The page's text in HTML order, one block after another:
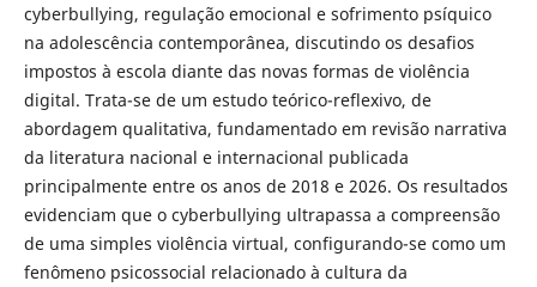
cyberbullying, regulação emocional e sofrimento psíquico
na adolescência contemporânea, discutindo os desafios
impostos à escola diante das novas formas de violência
digital. Trata-se de um estudo teórico-reflexivo, de
abordagem qualitativa, fundamentado em revisão narrativa
da literatura nacional e internacional publicada
principalmente entre os anos de 2018 e 2026. Os resultados
evidenciam que o cyberbullying ultrapassa a compreensão
de uma simples violência virtual, configurando-se como um
fenômeno psicossocial relacionado à cultura da